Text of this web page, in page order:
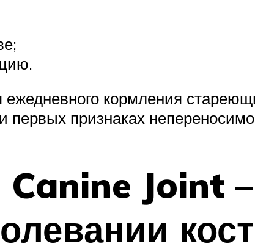
кормления
признаках
Joint